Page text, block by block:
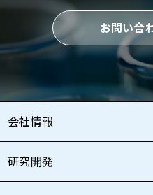
お問い合
会社情報
研究開発